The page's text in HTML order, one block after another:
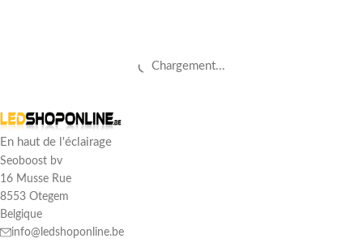
Chargement...
En haut de l'éclairage
Seoboost bv
16 Musse Rue
8553 Otegem
Belgique
info@ledshoponline.be